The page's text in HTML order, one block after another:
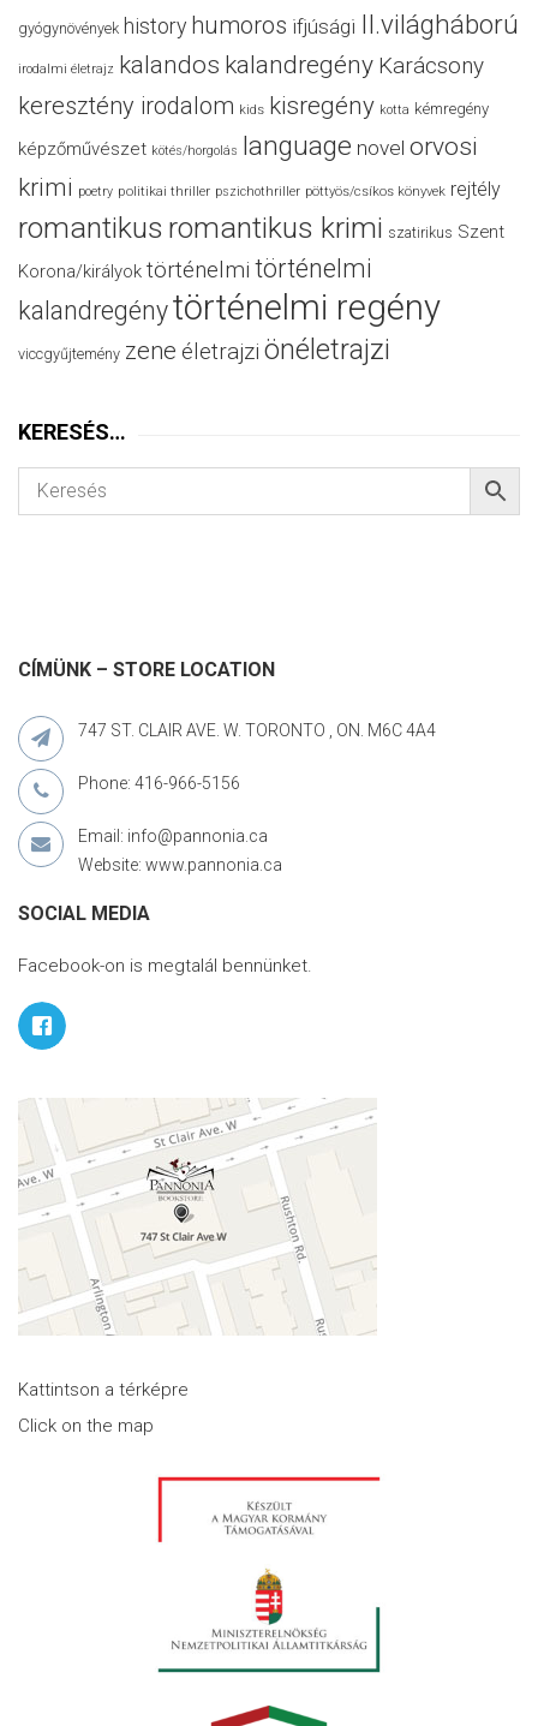
gyógynövények history humoros ifjúsági II.világháború
irodalmi életrajz kalandos kalandregény Karácsony
keresztény irodalom kids kisregény kotta kémregény
képzőművészet kötés/horgolás language novel orvosi
krimi poetry politikai thriller pszichothriller pöttyös/csíkos könyvek rejtély
romantikus romantikus krimi szatirikus Szent
Korona/királyok történelmi történelmi
kalandregénytörténelmi regény
viccgyűjtemény zene életrajzi önéletrajzi
KERESÉS…
CÍMÜNK – STORE LOCATION
747 ST. CLAIR AVE. W. TORONTO , ON. M6C 4A4
Phone: 416-966-5156
Email: info@pannonia.ca
Website: www.pannonia.ca
SOCIAL MEDIA
Facebook-on is megtalál bennünket.
Kattintson a térképre
Click on the map